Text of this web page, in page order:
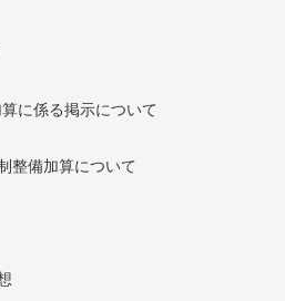
に係る掲示について
整備加算について